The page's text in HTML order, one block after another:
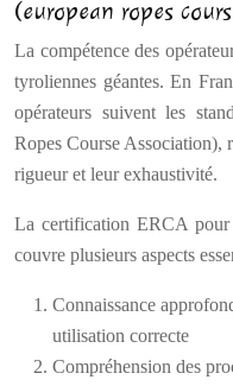
(european ropes
La compétence des
tyroliennes géantes. En
opérateurs suivent les
Ropes Course Association),
rigueur et leur exhaustivité.
La certification ERCA pour
couvre plusieurs aspects
Connaissance
utilisation correcte
Compréhension des